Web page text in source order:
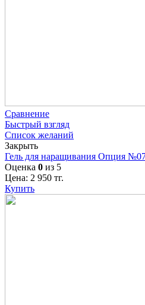
Сравнение
Быстрый взгляд
Список желаний
Закрыть
Гель для наращивания Опция
Оценка 0 из 5
Цена: 2 950 тг.
Купить